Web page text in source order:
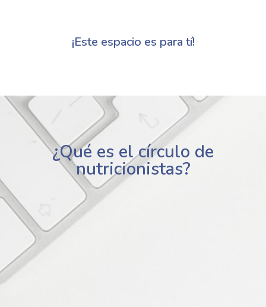
¡Este espacio es para tí!
¿Qué es el círculo de
nutricionistas?